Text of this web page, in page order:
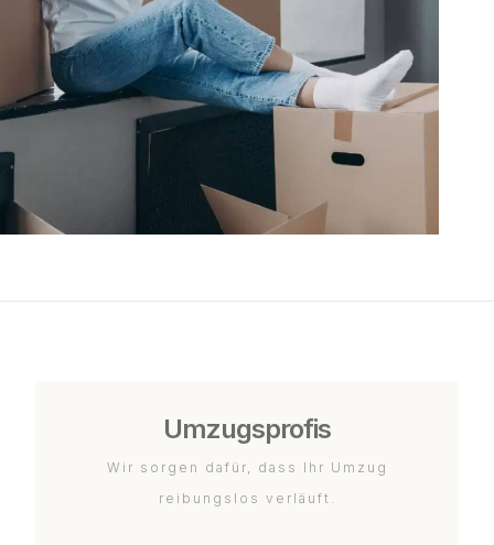
Umzugsprofis
Wir sorgen dafür, dass Ihr Umzug
reibungslos verläuft.